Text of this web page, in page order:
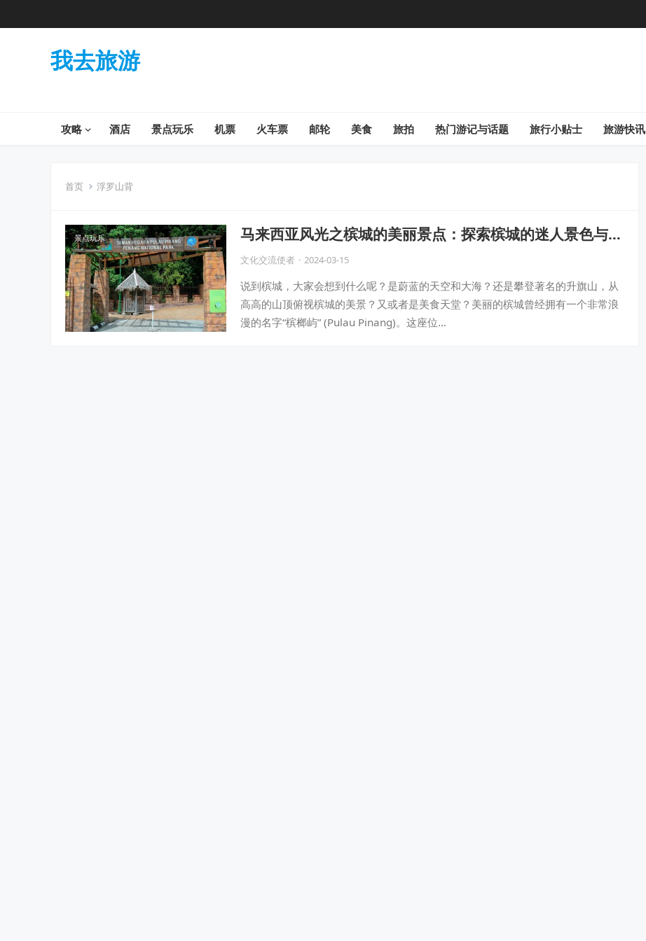
我去旅游
攻略 酒店 景点玩乐 机票 火车票 邮轮 美食 旅拍 热门游记与话题 旅行小贴士 旅游快讯
首页 浮罗山背
景点玩乐
马来西亚风光之槟城的美丽景点：探索槟城的迷人景色与丰
富文化遗产，领略独特魅力的旅程！
文化交流使者 · 2024-03-15
说到槟城，大家会想到什么呢？是蔚蓝的天空和大海？还是攀登著名的升旗山，从
高高的山顶俯视槟城的美景？又或者是美食天堂？美丽的槟城曾经拥有一个非常浪
漫的名字“槟榔屿” (Pulau Pinang)。这座位…